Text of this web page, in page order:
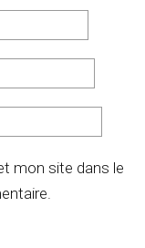
mon site dans le